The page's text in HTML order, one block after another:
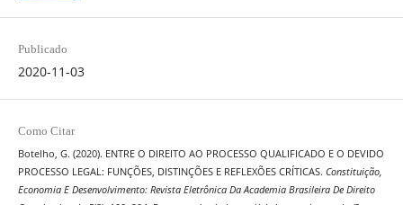
Publicado
2020-11-03
Como Citar
Botelho, G. (2020). ENTRE O DIREITO AO PROCESSO QUALIFICADO E O DEVIDO
PROCESSO LEGAL: FUNÇÕES, DISTINÇÕES E REFLEXÕES CRÍTICAS. Constituição,
Economia E Desenvolvimento: Revista Eletrônica Da Academia Brasileira De Direito